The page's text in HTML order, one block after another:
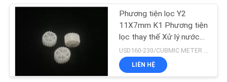
nổi
Phương tiện lọc Y2
11X7mm K1 Phương tiện
lọc thay thế Xử lý nước
nuôi trồng thủy sản
USD160-230/CUBMIC METER MOQ:1CubmicMeter
LIÊN HỆ